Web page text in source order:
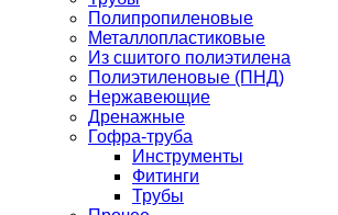
Полипропиленовые
Металлопластиковые
Из сшитого полиэтилена
Полиэтиленовые (ПНД)
Нержавеющие
Дренажные
Гофра-труба
Инструменты
Фитинги
Трубы